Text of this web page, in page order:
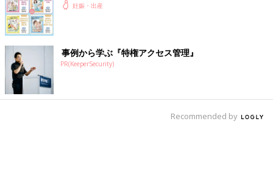
妊娠・出産
事例から学ぶ『特権アクセス管理』
PR(KeeperSecurity)
Recommended by